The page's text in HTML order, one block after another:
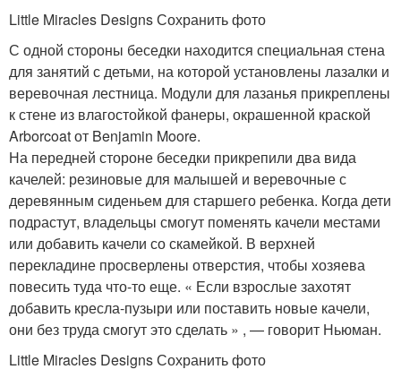
Little Miracles Designs Сохранить фото
С одной стороны беседки находится специальная стена
для занятий с детьми, на которой установлены лазалки и
веревочная лестница. Модули для лазанья прикреплены
к стене из влагостойкой фанеры, окрашенной краской
Arborcoat от Benjamin Moore.
На передней стороне беседки прикрепили два вида
качелей: резиновые для малышей и веревочные с
деревянным сиденьем для старшего ребенка. Когда дети
подрастут, владельцы смогут поменять качели местами
или добавить качели со скамейкой. В верхней
перекладине просверлены отверстия, чтобы хозяева
повесить туда что-то еще. « Если взрослые захотят
добавить кресла-пузыри или поставить новые качели,
они без труда смогут это сделать » , — говорит Ньюман.
Little Miracles Designs Сохранить фото